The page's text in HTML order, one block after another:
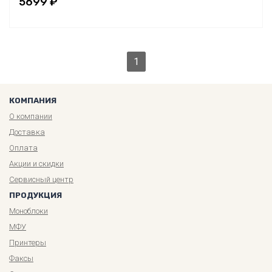
1
КОМПАНИЯ
О компании
Доставка
Оплата
Акции и скидки
Сервисный центр
ПРОДУКЦИЯ
Моноблоки
МФУ
Принтеры
Факсы